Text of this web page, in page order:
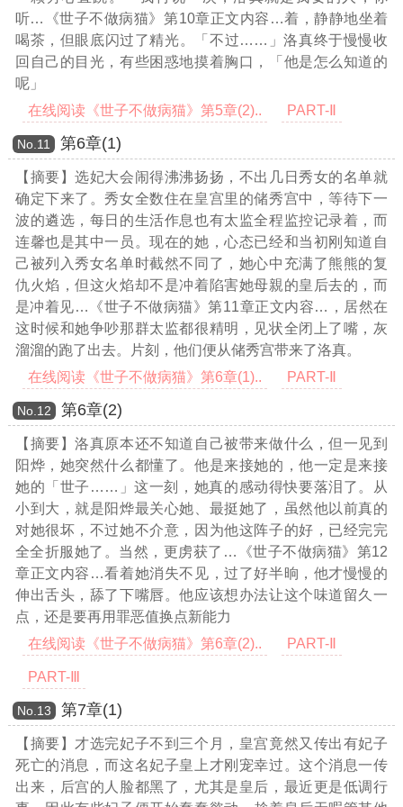
听…《世子不做病猫》第10章正文内容…着，静静地坐着
喝茶，但眼底闪过了精光。「不过……」洛真终于慢慢收
回自己的目光，有些困惑地摸着胸口，「他是怎么知道的
呢」
在线阅读《世子不做病猫》第5章(2)..
PART-Ⅱ
Νο.11 第6章(1)
【摘要】选妃大会闹得沸沸扬扬，不出几日秀女的名单就
确定下来了。秀女全数住在皇宫里的储秀宫中，等待下一
波的遴选，每日的生活作息也有太监全程监控记录着，而
连馨也是其中一员。现在的她，心态已经和当初刚知道自
己被列入秀女名单时截然不同了，她心中充满了熊熊的复
仇火焰，但这火焰却不是冲着陷害她母親的皇后去的，而
是冲着见…《世子不做病猫》第11章正文内容… ，居然在
这时候和她争吵那群太监都很精明，见状全闭上了嘴，灰
溜溜的跑了出去。片刻，他们便从储秀宫带来了洛真。
在线阅读《世子不做病猫》第6章(1)..
PART-Ⅱ
Νο.12 第6章(2)
【摘要】洛真原本还不知道自己被带来做什么，但一见到
阳烨，她突然什么都懂了。他是来接她的，他一定是来接
她的「世子……」这一刻，她真的感动得快要落泪了。从
小到大，就是阳烨最关心她、最挺她了，虽然他以前真的
对她很坏，不过她不介意，因为他这阵子的好，已经完完
全全折服她了。当然，更虏获了 …《世子不做病猫》第12
章正文内容…看着她消失不见，过了好半晌，他才慢慢的
伸出舌头，舔了下嘴唇。他应该想办法让这个味道留久一
点，还是要再用罪恶值换点新能力
在线阅读《世子不做病猫》第6章(2)..
PART-Ⅱ
PART-Ⅲ
Νο.13 第7章(1)
【摘要】才选完妃子不到三个月，皇宫竟然又传出有妃子
死亡的消息，而这名妃子皇上才刚宠幸过。这个消息一传
出来，后宫的人脸都黑了，尤其是皇后，最近更是低调行